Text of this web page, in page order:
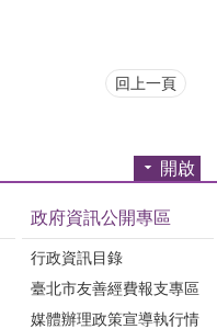
回上一頁
開啟
政府資訊公開專區
行政資訊目錄
臺北市友善經費報支專區
媒體辦理政策宣導執行情